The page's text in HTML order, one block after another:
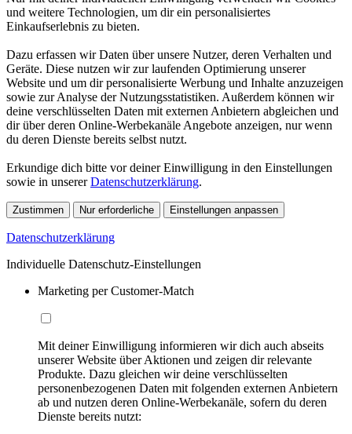
und weitere Technologien, um dir ein personalisiertes
Einkaufserlebnis zu bieten.
Dazu erfassen wir Daten über unsere Nutzer, deren Verhalten und
Geräte. Diese nutzen wir zur laufenden Optimierung unserer
Website und um dir personalisierte Werbung und Inhalte anzuzeigen
sowie zur Analyse der Nutzungsstatistiken. Außerdem können wir
deine verschlüsselten Daten mit externen Anbietern abgleichen und
dir über deren Online-Werbekanäle Angebote anzeigen, nur wenn
du deren Dienste bereits selbst nutzt.
Erkundige dich bitte vor deiner Einwilligung in den Einstellungen
sowie in unsererDatenschutzerklärung.
Zustimmen Nur erforderliche Einstellungen anpassen
Datenschutzerklärung
Individuelle Datenschutz-Einstellungen
Marketing per Customer-Match
Mit deiner Einwilligung informieren wir dich auch abseits
unserer Website über Aktionen und zeigen dir relevante
Produkte. Dazu gleichen wir deine verschlüsselten
personenbezogenen Daten mit folgenden externen Anbietern
ab und nutzen deren Online-Werbekanäle, sofern du deren
Dienste bereits nutzt: